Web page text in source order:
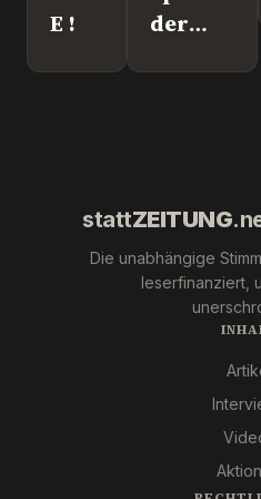
E !
der
stattZEITUNG
Die unabhängige
leserfinanziert,